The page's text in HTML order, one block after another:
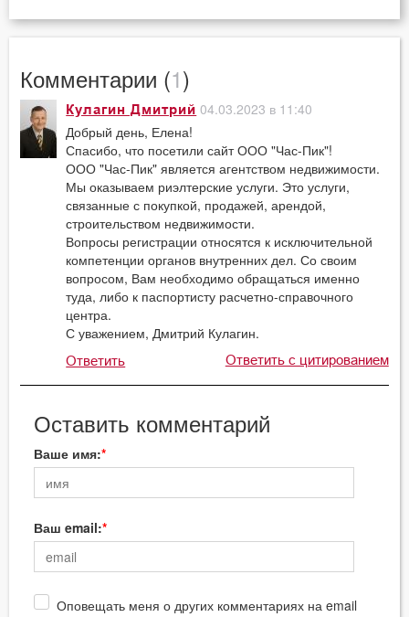
Комментарии (1)
Кулагин Дмитрий 04.03.2023 в 11:40
Добрый день, Елена!
Спасибо, что посетили сайт ООО "Час-Пик"!
ООО "Час-Пик" является агентством недвижимости.
Мы оказываем риэлтерские услуги. Это услуги,
связанные с покупкой, продажей, арендой,
строительством недвижимости.
Вопросы регистрации относятся к исключительной
компетенции органов внутренних дел. Со своим
вопросом, Вам необходимо обращаться именно
туда, либо к паспортисту расчетно-справочного
центра.
С уважением, Дмитрий Кулагин.
Ответить Ответить с цитированием
Оставить комментарий
Ваше имя:
Ваш email:
Оповещать меня о других комментариях на email